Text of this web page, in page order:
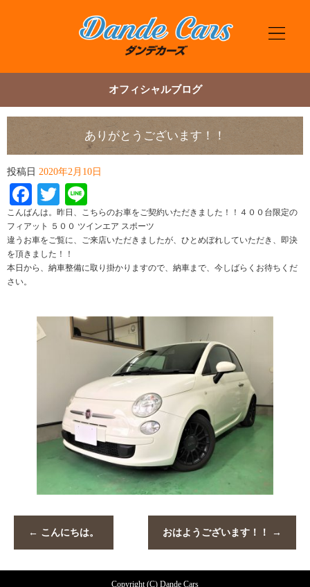
オフィシャルブログ
ありがとうございます！！
投稿日 2020年2月10日
Facebook
Twitter
こんばんは。昨日、こちらのお車をご契約いただきました！！４００台限定の
フィアット ５００ ツインエア スポーツ
違うお車をご覧に、ご来店いただきましたが、ひとめぼれしていただき、即決
を頂きました！！
本日から、納車整備に取り掛かりますので、納車まで、今しばらくお待ちくだ
さい。
← こんにちは。 おはようございます！！ →
Copyright (C) Dande Cars